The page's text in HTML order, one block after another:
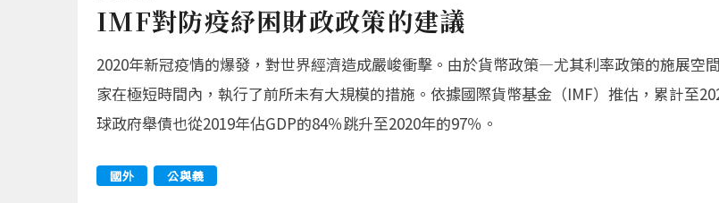
IMF對防疫紓困財政政策的建議
2020年新冠疫情的爆發，對世界經濟造成嚴峻衝擊。由於貨幣政策—尤其利率政策的施展空
家在極短時間內，執行了前所未有大規模的措施。依據國際貨幣基金（IMF）推估，累計至
球政府舉債也從2019年佔GDP的84％跳升至2020年的97％。
國外 公與義